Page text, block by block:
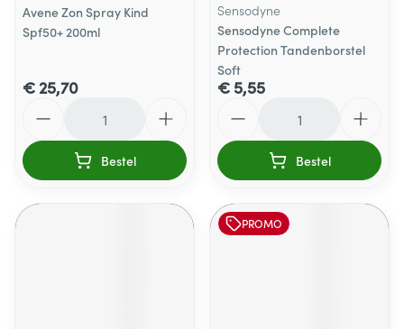
Avene Zon Spray Kind
Spf50+ 200ml
€ 25,70
Bestel
Sensodyne
Sensodyne Complete
Protection Tandenborstel
Soft
€ 5,55
Bestel
PROMO